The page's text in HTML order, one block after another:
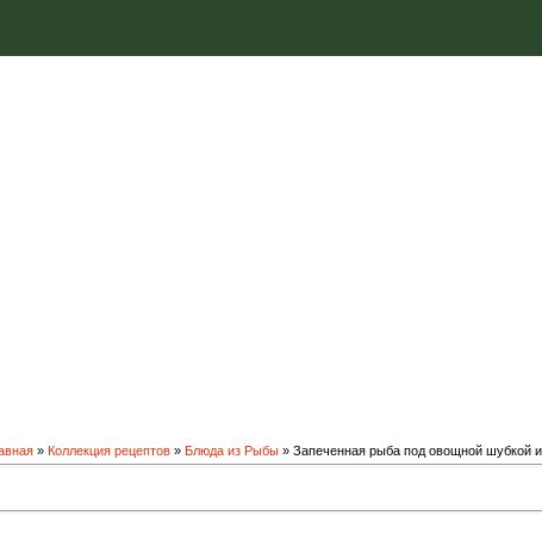
» Коллекция рецептов » Блюда из Рыбы » Запеченная рыба под овощной шубкой